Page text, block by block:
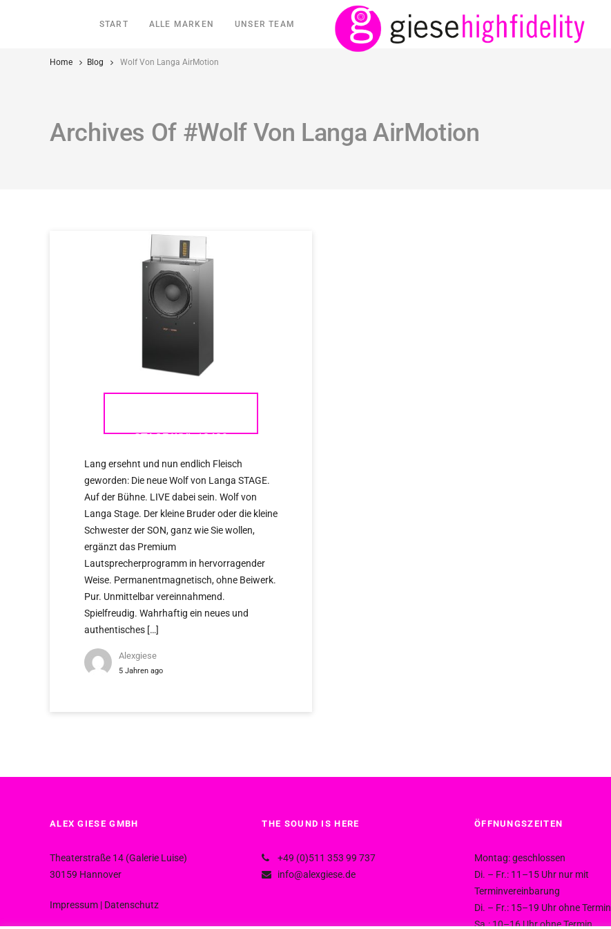
START ALLE MARKEN UNSER TEAM
Home Blog Wolf Von Langa AirMotion
Archives Of #Wolf Von Langa AirMotion
STAGE WVL 12439
Lang ersehnt und nun endlich Fleisch
geworden: Die neue Wolf von Langa STAGE.
Auf der Bühne. LIVE dabei sein. Wolf von
Langa Stage. Der kleine Bruder oder die kleine
Schwester der SON, ganz wie Sie wollen,
ergänzt das Premium
Lautsprecherprogramm in hervorragender
Weise. Permanentmagnetisch, ohne Beiwerk.
Pur. Unmittelbar vereinnahmend.
Spielfreudig. Wahrhaftig ein neues und
authentisches […]
Alexgiese
5 Jahren ago
ALEX GIESE GMBH
Theaterstraße 14 (Galerie Luise)
30159 Hannover
Impressum| Datenschutz
THE SOUND IS HERE
+49 (0)511 353 99 737
info@alexgiese.de
ÖFFNUNGSZEITEN
Montag: geschlossen
Di. – Fr.: 11–15 Uhr nur mit
Terminvereinbarung
Di. – Fr.: 15–19 Uhr ohne Termin
Sa.: 10–16 Uhr ohne Termin